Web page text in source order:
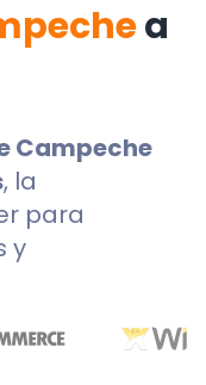
a
Campeche
, la
para
y